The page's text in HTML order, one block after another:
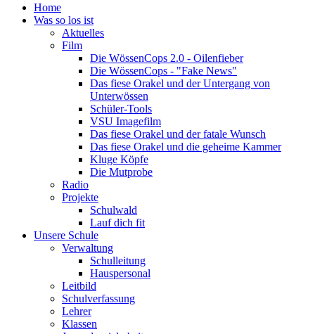
Home
Was so los ist
Aktuelles
Film
Die WössenCops 2.0 - Oilenfieber
Die WössenCops - "Fake News"
Das fiese Orakel und der Untergang von
Unterwössen
Schüler-Tools
VSU Imagefilm
Das fiese Orakel und der fatale Wunsch
Das fiese Orakel und die geheime Kammer
Kluge Köpfe
Die Mutprobe
Radio
Projekte
Schulwald
Lauf dich fit
Unsere Schule
Verwaltung
Schulleitung
Hauspersonal
Leitbild
Schulverfassung
Lehrer
Klassen